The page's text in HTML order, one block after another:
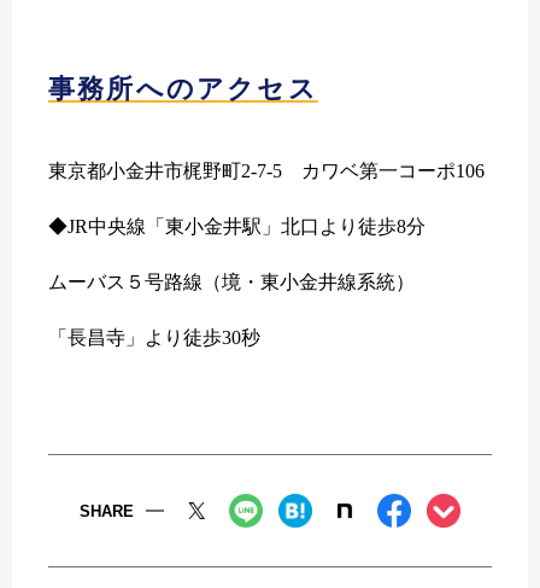
事務所へのアクセス
東京都小金井市梶野町2-7-5 カワベ第一コーポ106
◆JR中央線「東小金井駅」北口より徒歩8分
ムーバス５号路線（境・東小金井線系統）
「長昌寺」より徒歩30秒
SHARE